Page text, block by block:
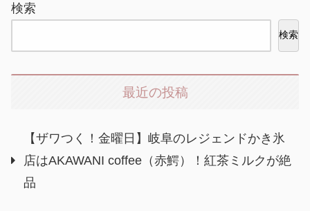
検索
検索
最近の投稿
【ザワつく！金曜日】岐阜のレジェンドかき氷
店はAKAWANI coffee（赤鰐）！紅茶ミルクが絶
品